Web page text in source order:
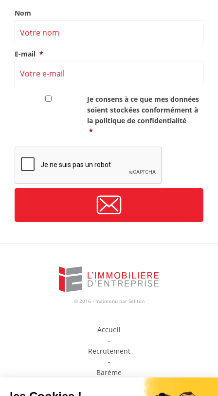
Nom
E-mail *
Je consens à ce que mes données
soient stockées conformément à
la politique de confidentialité
*
© 2016 - maintenu par Selltim
Accueil
-
Recrutement
-
Barème
Prendre contact avec un conseiller